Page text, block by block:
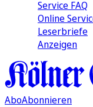
Service FAQ
Online
Leserbriefe
Anzeigen
AboAbonnieren